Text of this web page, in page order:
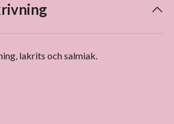
lakrits och salmiak.